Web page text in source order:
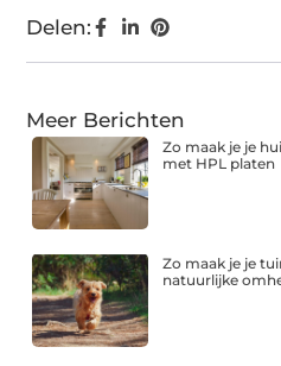
Delen:
Meer Berichten
Zo maak je je
met HPL platen
Zo maak je je
natuurlijke